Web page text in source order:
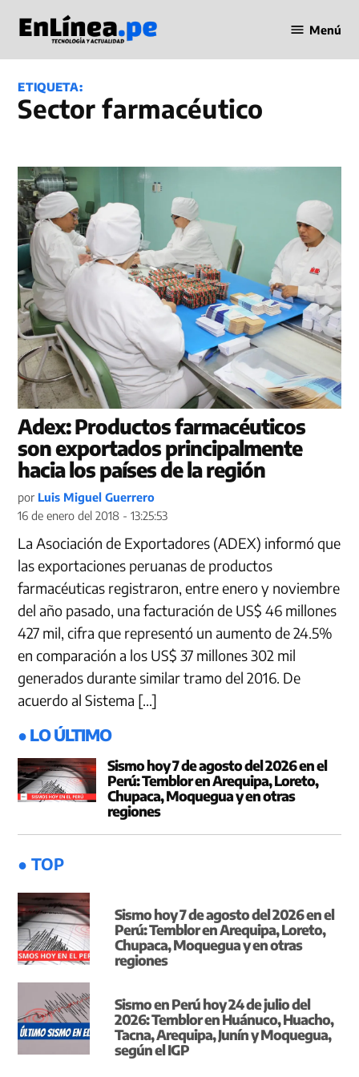
contenido
en Línea
Menú
ETIQUETA:
sector farmacéutico
Adex: Productos farmacéuticos
son exportados principalmente
hacia los países de la región
por Luis Miguel Guerrero
16 de enero del 2018 - 13:25:53
La Asociación de Exportadores (ADEX) informó que
las exportaciones peruanas de productos
farmacéuticas registraron, entre enero y noviembre
del año pasado, una facturación de US$ 46 millones
427 mil, cifra que representó un aumento de 24.5%
en comparación a los US$ 37 millones 302 mil
generados durante similar tramo del 2016. De
acuerdo al Sistema […]
● LO ÚLTIMO
Sismo hoy 7 de agosto del 2026 en el
Perú: Temblor en Arequipa, Loreto,
Chupaca, Moquegua y en otras
regiones
● TOP
Sismo hoy 7 de agosto del 2026 en el
Perú: Temblor en Arequipa, Loreto,
Chupaca, Moquegua y en otras
regiones
Sismo en Perú hoy 24 de julio del
2026: Temblor en Huánuco, Huacho,
Tacna, Arequipa, Junín y Moquegua,
según el IGP